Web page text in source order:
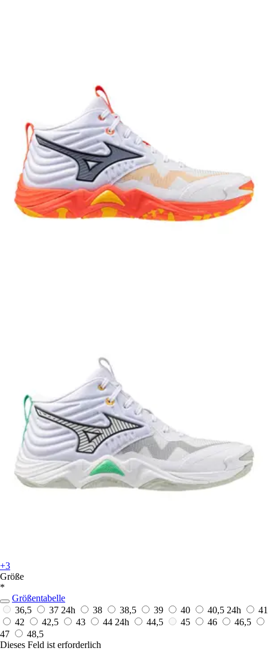
+3
Größe
*
Größentabelle
36,5
37 24h 38 38,5 39 40 40,5 24h
41
42
42,5 43 44 24h 44,5 45 46
46,5
47
48,5
Dieses Feld ist erforderlich